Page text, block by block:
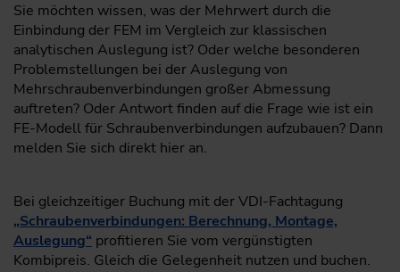
Sie möchten wissen, was der Mehrwert durch die
Einbindung der FEM im Vergleich zur klassischen
analytischen Auslegung ist? Oder welche besonderen
Problemstellungen bei der Auslegung von
Mehrschraubenverbindungen großer Abmessung
auftreten? Oder Antwort finden auf die Frage wie ist ein
FE-Modell für Schraubenverbindungen aufzubauen? Dann
melden Sie sich direkt hier an.
Bei gleichzeitiger Buchung mit der VDI-Fachtagung
„Schraubenverbindungen: Berechnung, Montage,
Auslegung“ profitieren Sie vom vergünstigten
Kombipreis. Gleich die Gelegenheit nutzen und buchen.